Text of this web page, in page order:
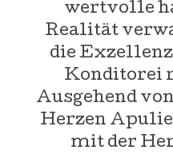
wertvolle
Realität
die
Konditorei
Ausgehend
Herzen
mit der